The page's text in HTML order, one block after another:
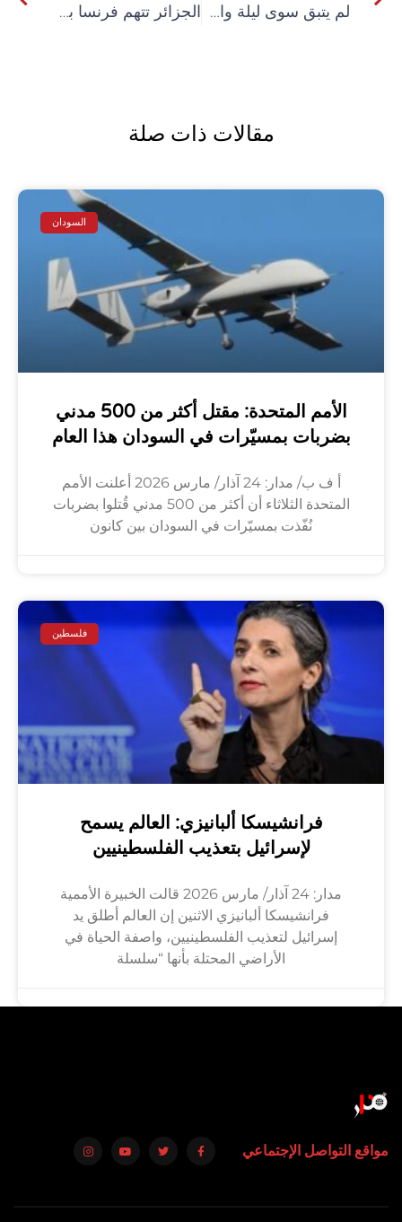
لم يتبق سوى ليلة واحدة لبناء الحصون: المراسلة 38 (2024) الجزائر تتهم فرنسا بمحاولة “زعزعة استقرارها” (إعلام)
مقالات ذات صلة
السودان
الأمم المتحدة: مقتل أكثر من 500 مدني
بضربات بمسيّرات في السودان هذا العام
أ ف ب/ مدار: 24 آذار/ مارس 2026 أعلنت الأمم
المتحدة الثلاثاء أن أكثر من 500 مدني قُتلوا بضربات
نُفّذت بمسيّرات في السودان بين كانون
فلسطين
فرانشيسكا ألبانيزي: العالم يسمح
لإسرائيل بتعذيب الفلسطينيين
مدار: 24 آذار/ مارس 2026 قالت الخبيرة الأممية
فرانشيسكا ألبانيزي الاثنين إن العالم أطلق يد
إسرائيل لتعذيب الفلسطينيين، واصفة الحياة في
الأراضي المحتلة بأنها “سلسلة
مواقع التواصل الإجتماعي